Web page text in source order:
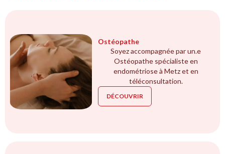
Ostéopathe
Soyez accompagnée par un.e
Ostéopathe spécialiste en
endométriose à Metz et en
téléconsultation.
DÉCOUVRIR